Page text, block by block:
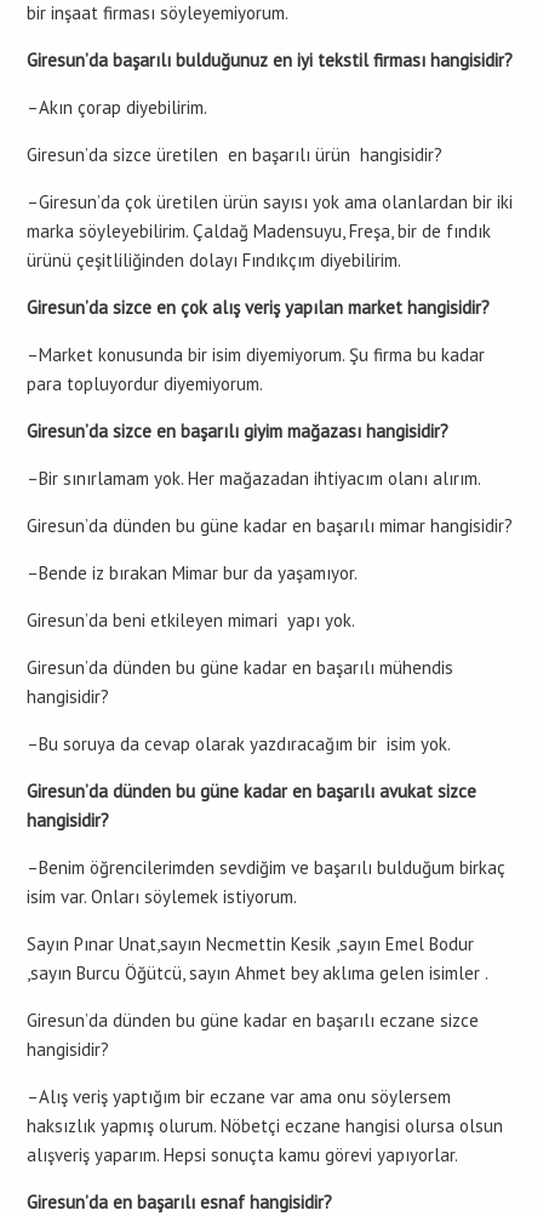
bir inşaat firması söyleyemiyorum.
Giresun’da başarılı bulduğunuz en iyi tekstil firması hangisidir?
–Akın çorap diyebilirim.
Giresun’da sizce üretilen en başarılı ürün hangisidir?
–Giresun’da çok üretilen ürün sayısı yok ama olanlardan bir iki
marka söyleyebilirim. Çaldağ Madensuyu, Freşa, bir de fındık
ürünü çeşitliliğinden dolayı Fındıkçım diyebilirim.
Giresun’da sizce en çok alış veriş yapılan market hangisidir?
–Market konusunda bir isim diyemiyorum. Şu firma bu kadar
para topluyordur diyemiyorum.
Giresun’da sizce en başarılı giyim mağazası hangisidir?
–Bir sınırlamam yok. Her mağazadan ihtiyacım olanı alırım.
Giresun’da dünden bu güne kadar en başarılı mimar hangisidir?
–Bende iz bırakan Mimar bur da yaşamıyor.
Giresun’da beni etkileyen mimari yapı yok.
Giresun’da dünden bu güne kadar en başarılı mühendis
hangisidir?
–Bu soruya da cevap olarak yazdıracağım bir isim yok.
Giresun’da dünden bu güne kadar en başarılı avukat sizce
hangisidir?
–Benim öğrencilerimden sevdiğim ve başarılı bulduğum birkaç
isim var. Onları söylemek istiyorum.
Sayın Pınar Unat,sayın Necmettin Kesik ,sayın Emel Bodur
,sayın Burcu Öğütcü, sayın Ahmet bey aklıma gelen isimler .
Giresun’da dünden bu güne kadar en başarılı eczane sizce
hangisidir?
–Alış veriş yaptığım bir eczane var ama onu söylersem
haksızlık yapmış olurum. Nöbetçi eczane hangisi olursa olsun
alışveriş yaparım. Hepsi sonuçta kamu görevi yapıyorlar.
Giresun’da en başarılı esnaf hangisidir?